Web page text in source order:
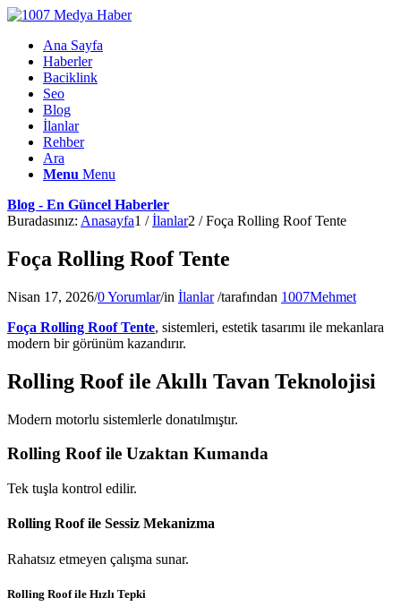
Ana Sayfa
Haberler
Baciklink
Seo
Blog
İlanlar
Rehber
Ara
Menu Menu
Blog - En Güncel Haberler
Buradasınız: Anasayfa1 / İlanlar2 / Foça Rolling Roof Tente
Foça Rolling Roof Tente
Nisan 17, 2026/0 Yorumlar/in İlanlar /tarafından 1007Mehmet
Foça Rolling Roof Tente, sistemleri, estetik tasarımı ile mekanlara
modern bir görünüm kazandırır.
Rolling Roof ile Akıllı Tavan Teknolojisi
Modern motorlu sistemlerle donatılmıştır.
Rolling Roof ile Uzaktan Kumanda
Tek tuşla kontrol edilir.
Rolling Roof ile Sessiz Mekanizma
Rahatsız etmeyen çalışma sunar.
Rolling Roof ile Hızlı Tepki